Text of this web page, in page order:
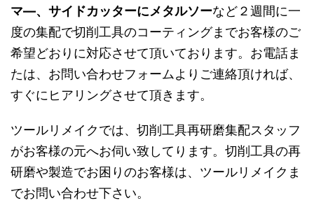
マ―、サイドカッターにメタルソーなど２週間に一
度の集配で切削工具のコーティングまでお客様のご
希望どおりに対応させて頂いております。お電話ま
たは、お問い合わせフォームよりご連絡頂ければ、
すぐにヒアリングさせて頂きます。
ツールリメイクでは、切削工具再研磨集配スタッフ
がお客様の元へお伺い致してります。切削工具の再
研磨や製造でお困りのお客様は、ツールリメイクま
でお問い合わせ下さい。